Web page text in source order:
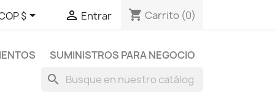
$  Entrar shopping_cart Carrito (0)
SUMINISTROS PARA NEGOCIO
search